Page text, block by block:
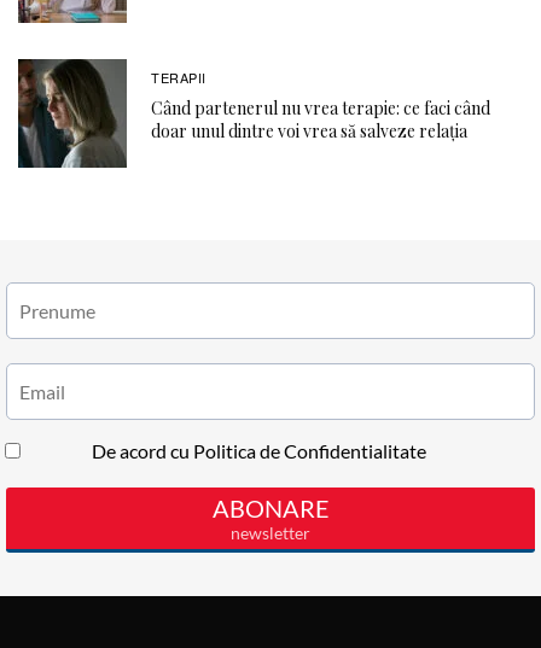
TERAPII
Când partenerul nu vrea terapie: ce faci când
doar unul dintre voi vrea să salveze relația